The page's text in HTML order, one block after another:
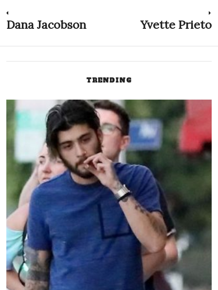
Navegación
de
Previous
Dana Jacobson Yvette Prieto
TRENDING